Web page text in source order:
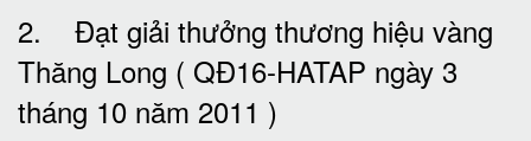
2. Đạt giải thưởng thương hiệu vàng
Thăng Long ( QĐ16-HATAP ngày 3
tháng 10 năm 2011 )